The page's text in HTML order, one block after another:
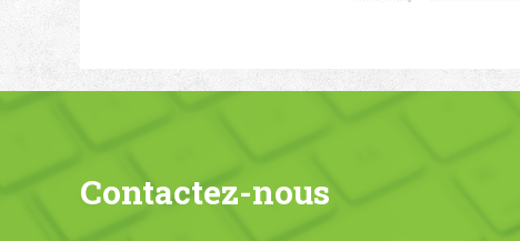
Contactez-nous